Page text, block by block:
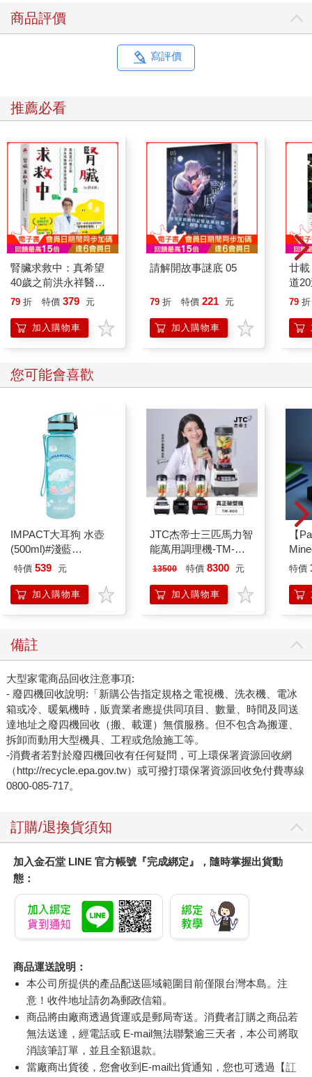
商品評價
寫評價
推薦必看
腎臟求救中：真希望
40歲之前洪永祥醫師
就告訴我這些事
79 折 特價 379 元
加入購物車
請解開故事謎底 05
79 折 特價 221 元
加入購物車
廿
道
79 折
您可能會喜歡
IMPACT大耳狗 水壺
(500ml)#淺藍
IMCMB01LB
特價 539 元
加入購物車
JTC杰帝士三匹馬力智
能萬用調理機-TM-
800-黑-公司貨(真正破
13500 特價 8300 元
加入購物車
【
特價
備註
大型家電商品回收注意事項:
- 廢四機回收說明:「新購公告指定規格之電視機、洗衣機、電冰
箱或冷、暖氣機時，販賣業者應提供同項目、數量、時間及同送
達地址之廢四機回收（搬、載運）無償服務。但不包含為搬運、
拆卸而動用大型機具、工程或危險施工等。
-消費者若對於廢四機回收有任何疑問，可上環保署資源回收網
（http://recycle.epa.gov.tw）或可撥打環保署資源回收免付費專線
0800-085-717。
訂購/退換貨須知
加入金石堂 LINE 官方帳號『完成綁定』，隨時掌握出貨動
態：
商品運送說明：
本公司所提供的產品配送區域範圍目前僅限台灣本島。注
意！收件地址請勿為郵政信箱。
商品將由廠商透過貨運或是郵局寄送。消費者訂購之商品若
無法送達，經電話或 E-mail無法聯繫逾三天者，本公司將取
消該筆訂單，並且全額退款。
當廠商出貨後，您會收到E-mail出貨通知，您也可透過【訂